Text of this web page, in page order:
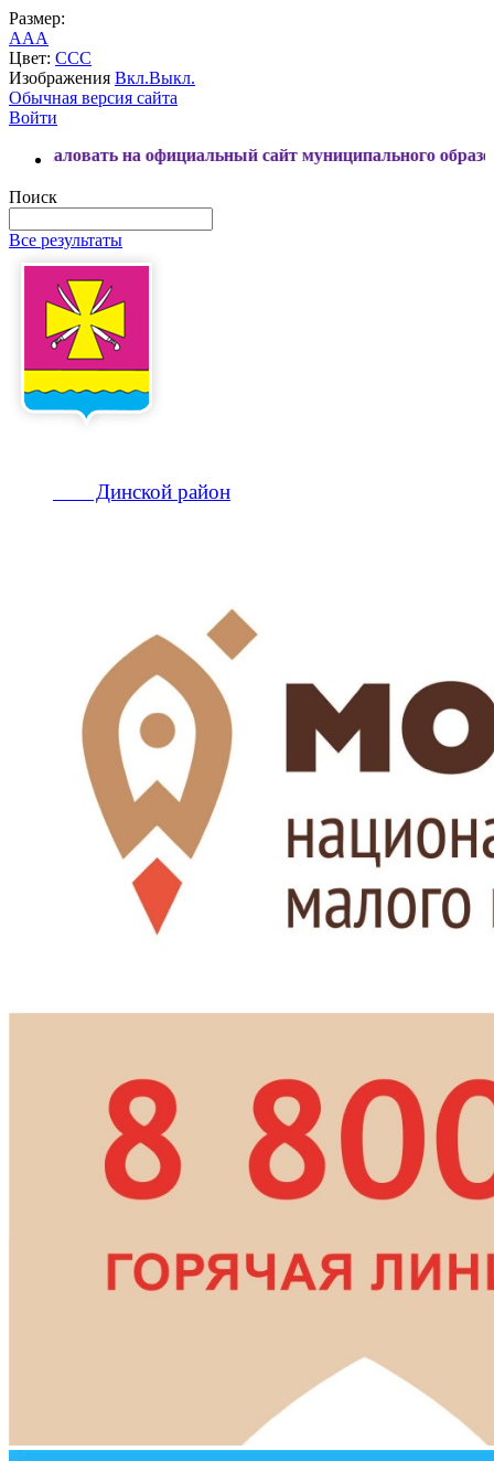
Размер:
AAA
Цвет: CCC
Изображения Вкл.Выкл.
Обычная версия сайта
Войти
на официальный сайт муниципального образования
Поиск
Все результаты
Динской район